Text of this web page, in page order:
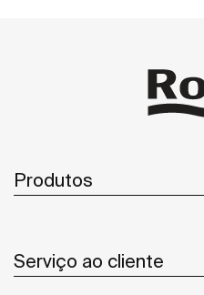
Produtos
Serviço ao cliente